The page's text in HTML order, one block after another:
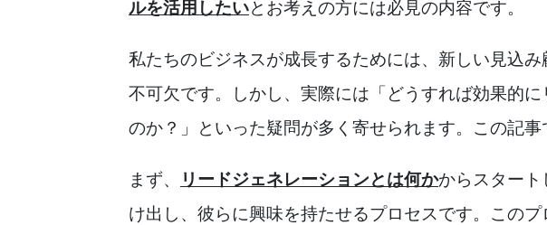
ルを活用したいとお考えの方には必見の内容です。
私たちのビジネスが成長するためには、新しい見込
不可欠です。しかし、実際には「どうすれば効果的
のか？」といった疑問が多く寄せられます。この記
まず、 リードジェネレーションとは何かからスター
け出し、彼らに興味を持たせるプロセスです。この